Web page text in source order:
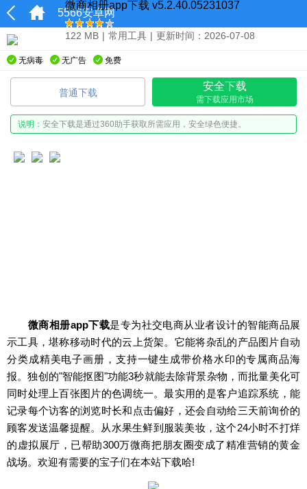
5566安卓网
微商相册app下载 v5.2.40.05231037
122 MB | 常用工具 | 更新时间：2026-07-08
无病毒 无广告 免费
普通下载
安全下载
需下载应用市场
说明： 安全下载是通过360助手获取所需应用，安全绿色便捷。
微商相册app下载是专为社交电商从业者设计的智能商品展
示工具，堪称移动时代的云上货架。它能将杂乱的产品图片自动
分类成精美电子画册，支持一键生成带价格水印的专属商品海
报。独创的"智能抠图"功能3秒就能去除背景杂物，而批量美化可
同时处理上百张图片的色调统一。最实用的是客户追踪系统，能
记录每个访客的浏览时长和点击偏好，还会自动给三天前询价的
顾客发送温馨提醒。从水果生鲜到服装美妆，这个24小时不打烊
的虚拟展厅，已帮助300万微商把朋友圈变成了精准营销的黄金
战场。欢迎有需要的宝子们在本站下载哈!